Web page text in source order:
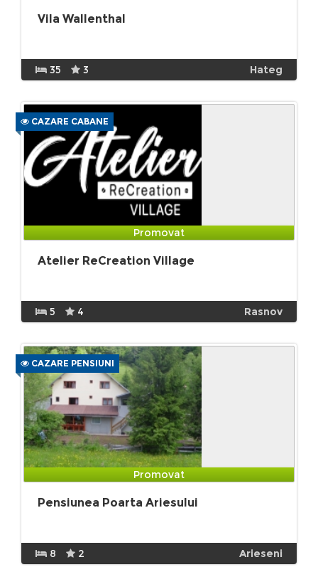
Vila Wallenthal
35 3 Hateg
CAZARE CABANE
Promovat
Atelier ReCreation Village
5 4 Rasnov
CAZARE PENSIUNI
Promovat
Pensiunea Poarta Ariesului
8 2 Arieseni